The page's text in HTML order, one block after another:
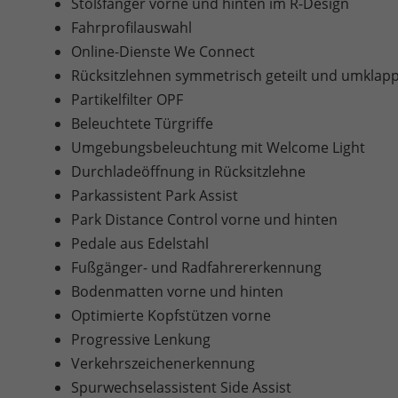
Fahrprofilauswahl
Online-Dienste We Connect
Rücksitzlehnen symmetrisch geteilt und
Partikelfilter OPF
Beleuchtete Türgriffe
Umgebungsbeleuchtung mit Welcome Light
Durchladeöffnung in Rücksitzlehne
Parkassistent Park Assist
Park Distance Control vorne und hinten
Pedale aus Edelstahl
Fußgänger- und Radfahrererkennung
Bodenmatten vorne und hinten
Optimierte Kopfstützen vorne
Progressive Lenkung
Verkehrszeichenerkennung
Spurwechselassistent Side Assist